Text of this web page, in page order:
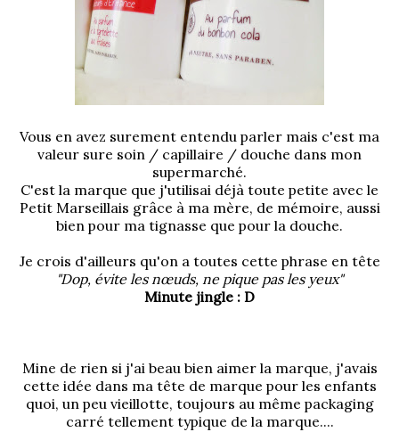
Vous en avez surement entendu parler mais c'est ma
valeur sure soin / capillaire / douche dans mon
supermarché.
C'est la marque que j'utilisai déjà toute petite avec le
Petit Marseillais grâce à ma mère, de mémoire, aussi
bien pour ma tignasse que pour la douche.
Je crois d'ailleurs qu'on a toutes cette phrase en tête
"Dop, évite les nœuds, ne pique pas les yeux"
Minute jingle : D
Mine de rien si j'ai beau bien aimer la marque, j'avais
cette idée dans ma tête de marque pour les enfants
quoi, un peu vieillotte, toujours au même packaging
carré tellement typique de la marque....